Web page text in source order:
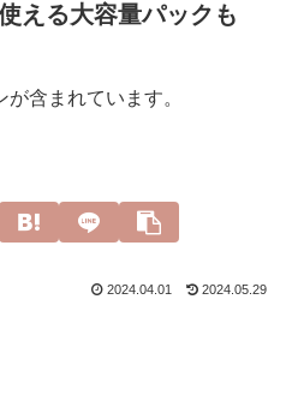
える大容量パックも
含まれています。
2024.04.01 2024.05.29